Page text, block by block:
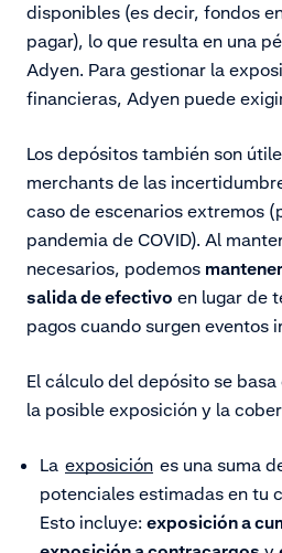
disponibles (es decir, fondos
pagar), lo que resulta en una
Adyen. Para gestionar la
financieras, Adyen puede
Los depósitos también son
merchants de las
caso de escenarios extremos
pandemia de COVID). Al
necesarios, podemos
salida de efectivo en lugar de
pagos cuando surgen eventos
El cálculo del depósito se
la posible exposición y la
La exposición es una suma
potenciales estimadas en tu
Esto incluye: exposición a